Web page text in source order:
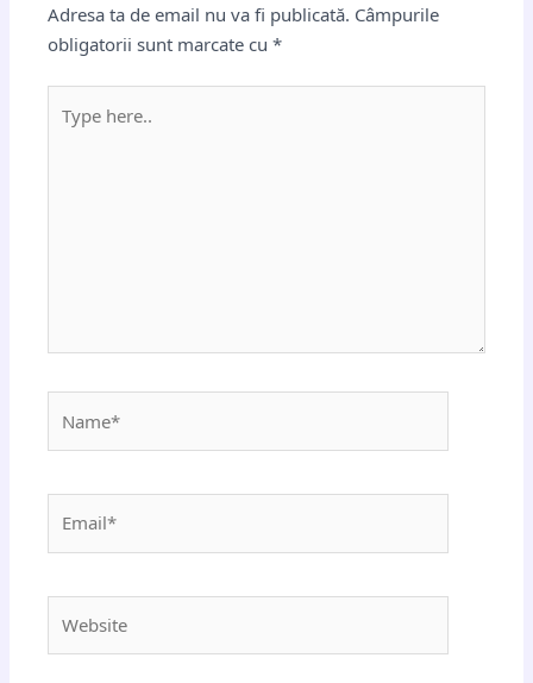
Adresa ta de email nu va fi publicată. Câmpurile
obligatorii sunt marcate cu*
here..